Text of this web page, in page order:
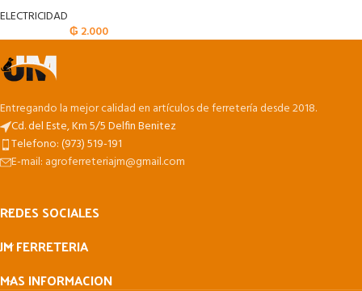
ELECTRICIDAD
₲ 2.000
Entregando la mejor calidad en artículos de ferretería desde 2018.
Cd. del Este, Km 5/5 Delfin Benitez
Telefono: (973) 519-191
E-mail: agroferreteriajm@gmail.com
REDES SOCIALES
JM FERRETERIA
MAS INFORMACION